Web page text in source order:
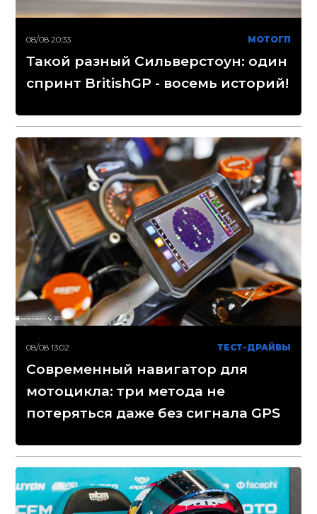
08/08 20:33 МОТОГП
Такой разный Сильверстоун: один
спринт BritishGP - восемь историй!
08/08 13:02 ТЕСТ-ДРАЙВЫ
Современный навигатор для
мотоцикла: три метода не
потеряться даже без сигнала GPS